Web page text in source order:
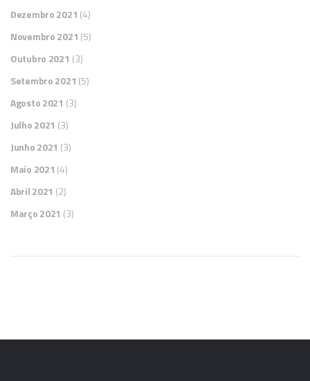
Dezembro 2021 (4)
Novembro 2021 (5)
Outubro 2021 (3)
Setembro 2021 (5)
Agosto 2021 (3)
Julho 2021 (3)
Junho 2021 (3)
Maio 2021 (4)
Abril 2021 (2)
Março 2021 (3)